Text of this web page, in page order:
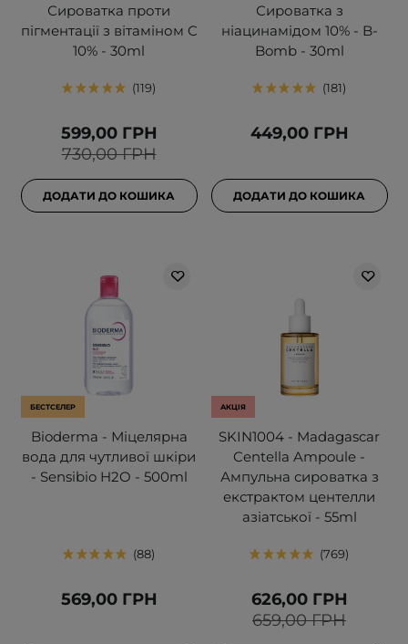
Сироватка проти
пігментації з вітаміном C
10% - 30ml
119
730,00 ГРН
599,00 ГРН
ДОДАТИ ДО КОШИКА
Сироватка з
ніацинамідом 10% - B-
Bomb - 30ml
181
449,00 ГРН
ДОДАТИ ДО КОШИКА
БЕСТСЕЛЕР
Bioderma - Міцелярна
вода для чутливої шкіри
- Sensibio H2O - 500ml
88
569,00 ГРН
АКЦІЯ
SKIN1004 - Madagascar
Centella Ampoule -
Ампульна сироватка з
екстрактом центелли
азіатської - 55ml
769
659,00 ГРН
626,00 ГРН